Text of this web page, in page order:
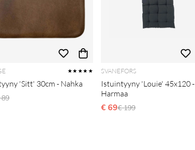
★★★★★
'Sitt' 30cm - Nahka
hinta
89
SVANEFORS
Istuintyyny 'Louie' 45x120 -
Harmaa
€ 69Normaali hinta
€ 199